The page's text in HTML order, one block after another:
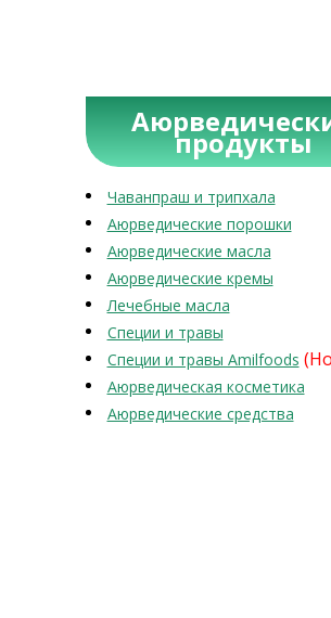
продукты
Чаванпраш и трипхала
Аюрведические порошки
Аюрведические масла
Аюрведические кремы
Лечебные масла
Специи и травы
Специи и травы Amilfoods
Аюрведическая косметика
Аюрведические средства